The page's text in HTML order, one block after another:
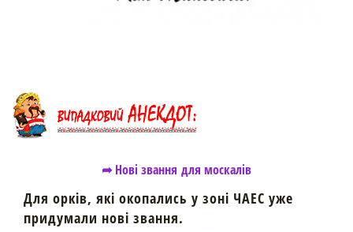
➦ Нові звання для москалів
Для орків, які окопались у зоні ЧАЕС уже
придумали нові звання.